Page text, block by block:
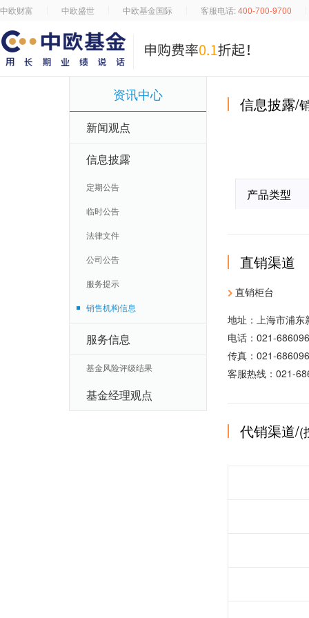
中欧财富 中欧盛世 中欧基金国际 客服电话:400-700-9700
资讯中心
新闻观点
信息披露
定期公告
临时公告
法律文件
公司公告
服务提示
销售机构信息
服务信息
基金风险评级结果
基金经理观点
信息披露/
产品类型
直销渠道
直销柜台
地址：上海市浦
电话：021-
传真：021-
客服热线：021-
代销渠道/(